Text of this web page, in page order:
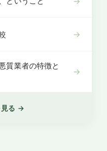
→
質業者の特徴と
→
見る →